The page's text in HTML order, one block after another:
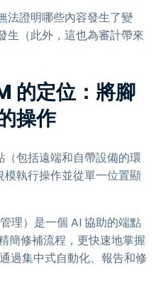
法證明哪些內容發生了變
生（此外，這也為審計帶來
的定位：將腳
操作
包括遠端和自帶設備的環
執行操作並從單一位置顯
管理）是一個 AI 協助的端點
簡修補流程，更快速地掌握
過集中式自動化、報告和修